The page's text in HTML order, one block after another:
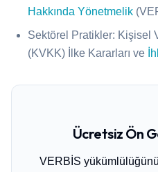
Hakkında Yönetmelik
Sektörel Pratikler: Kişisel
(KVKK) İlke Kararları ve
Ücretsiz Ön
VERBİS